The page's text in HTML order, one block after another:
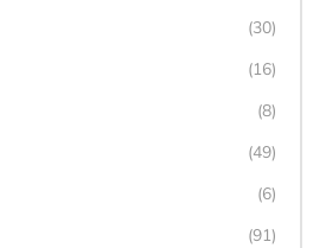
(30)
(16)
(8)
(49)
(6)
(91)